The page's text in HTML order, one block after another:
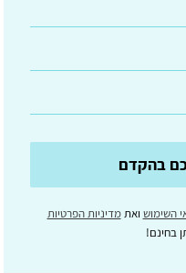
בהקדם
השימוש ואתמדיניות הפרטיות
בחינם!